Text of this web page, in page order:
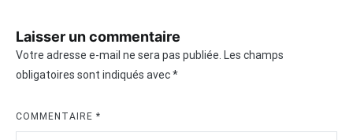
Laisser un commentaire
Votre adresse e-mail ne sera pas publiée. Les champs
obligatoires sont indiqués avec*
COMMENTAIRE *